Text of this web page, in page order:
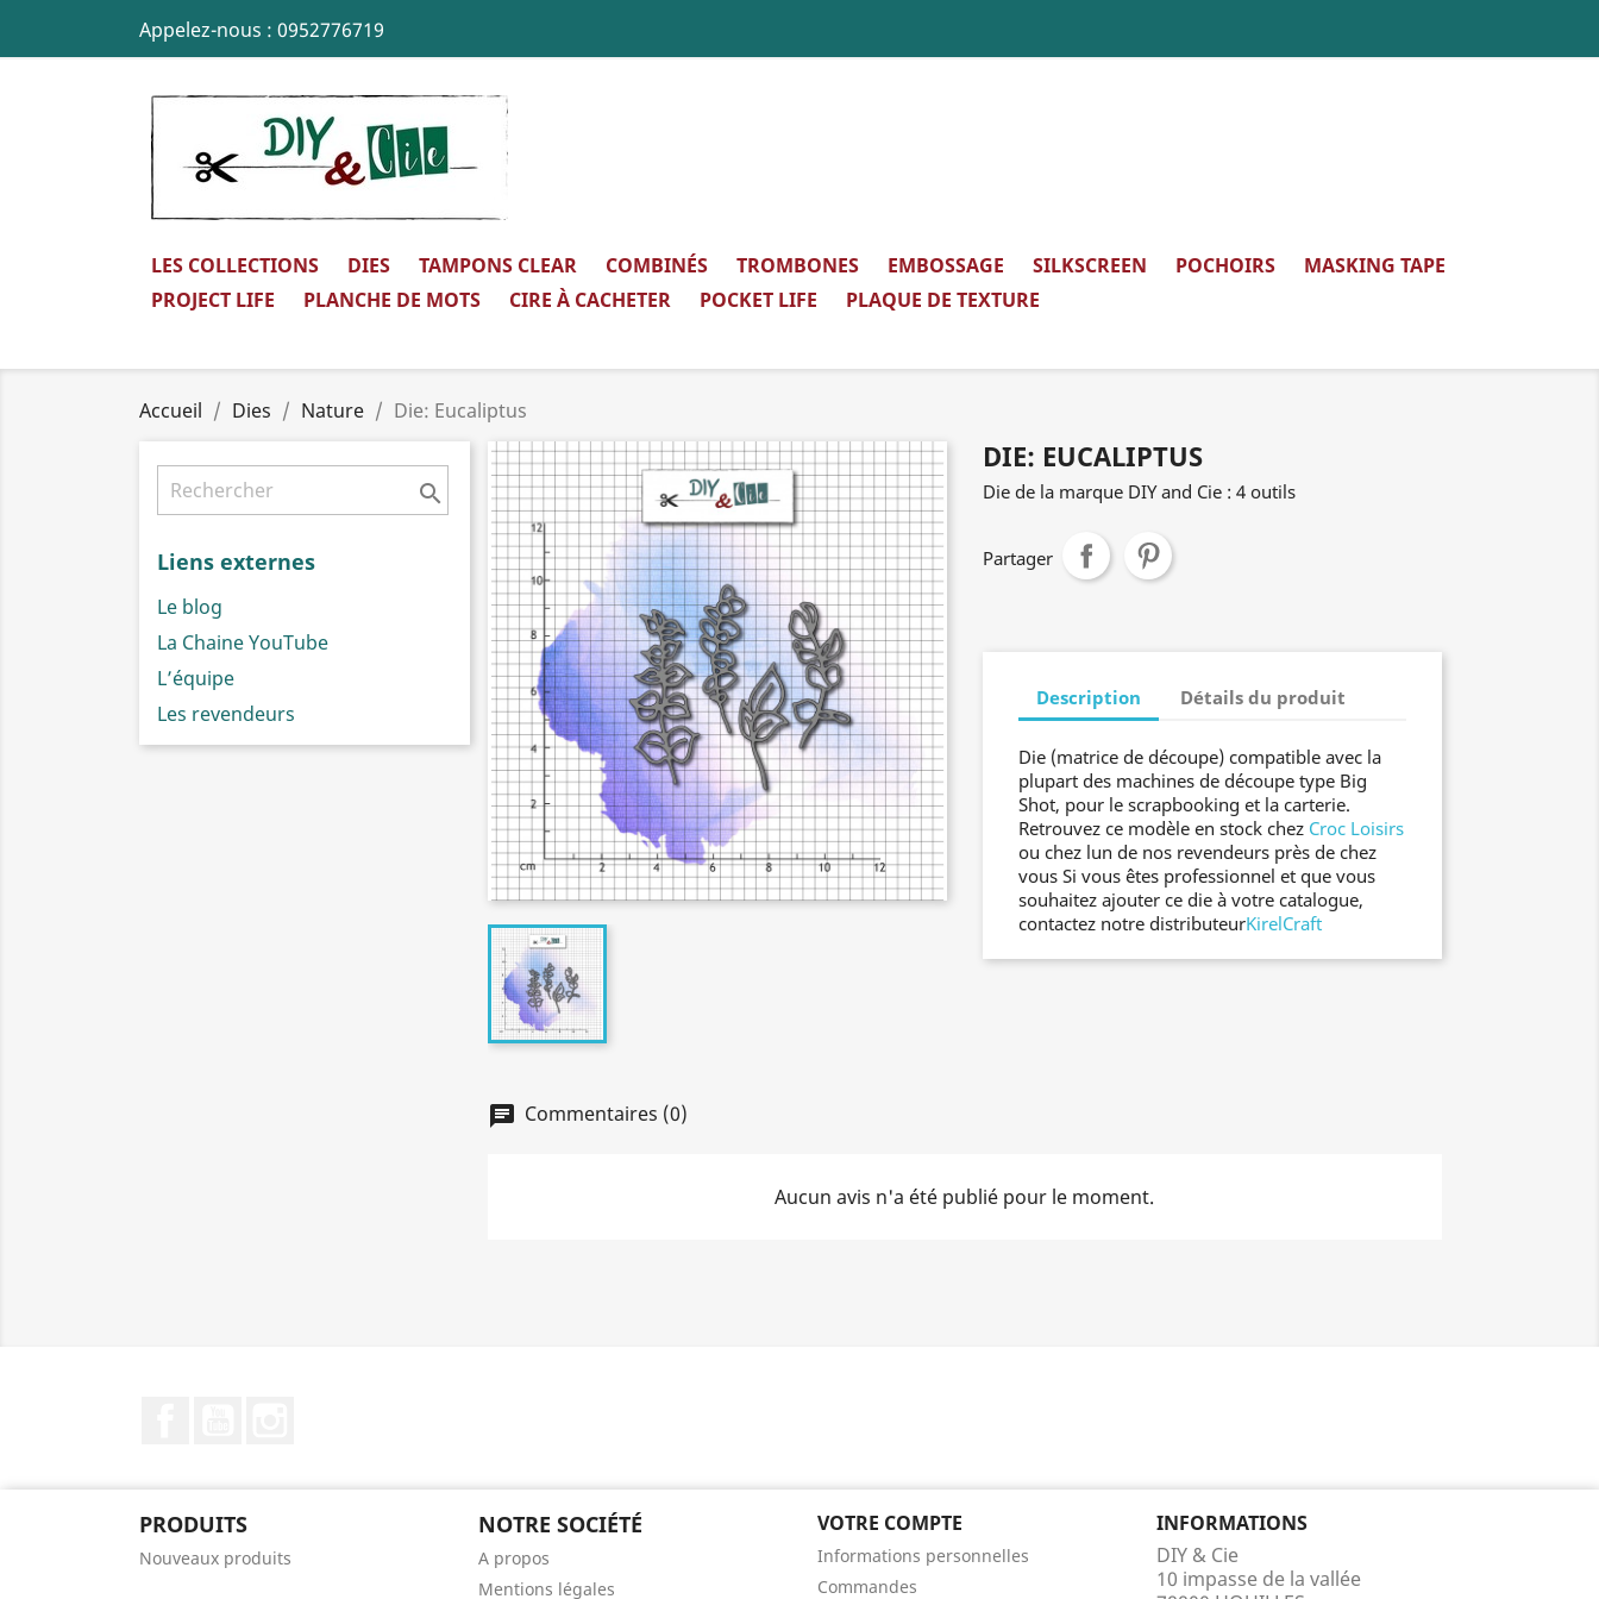
Appelez-nous : 0952776719
LES COLLECTIONS DIES TAMPONS CLEAR COMBINÉS TROMBONES EMBOSSAGE SILKSCREEN POCHOIRS
MASKING TAPE
PROJECT LIFE
PLANCHE DE MOTS CIRE À CACHETER POCKET LIFE PLAQUE DE TEXTURE
Accueil Dies Nature Die: Eucaliptus

Liens externes
Le blog
La Chaine YouTube
L’équipe
Les revendeurs
DIE: EUCALIPTUS
Die de la marque DIY and Cie : 4 outils
Partager
Description Détails du produit
Die (matrice de découpe) compatible avec la
plupart des machines de découpe type Big
Shot, pour le scrapbooking et la carterie.
Retrouvez ce modèle en stock chez Croc Loisirs
ou chez lun de nos revendeurs près de chez
vous Si vous êtes professionnel et que vous
souhaitez ajouter ce die à votre catalogue,
contactez notre distributeurKirelCraft
chat Commentaires (0)
Aucun avis n'a été publié pour le moment.
PRODUITS
Nouveaux produits
NOTRE SOCIÉTÉ
A propos
Mentions légales
VOTRE COMPTE
Informations personnelles
Commandes
INFORMATIONS
DIY & Cie
10 impasse de la vallée